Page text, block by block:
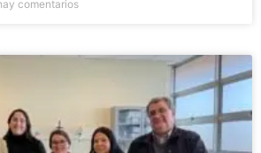
comentarios